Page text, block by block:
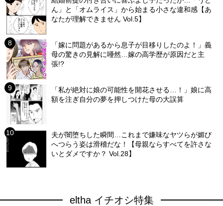
ん」と「オムライス」から始まる小さな違和感【あ
なたが理解できません Vol.5】
「嫁に問題があるから息子が目移りしたのよ！」義
母の驚きの見解に唖然…嫁の高学歴が原因だと主
張!?
「私が絶対に娘の可能性を開花させる…！」娘に高
額を注ぎ自分の夢を押しつけた母の大誤算
夫が闇堕ちした瞬間…これまで嫌味なヤツらが媚び
へつらう姿は滑稽だな！【母親ならすべてを許さな
いとダメですか？ Vol.28】
eltha イチオシ特集